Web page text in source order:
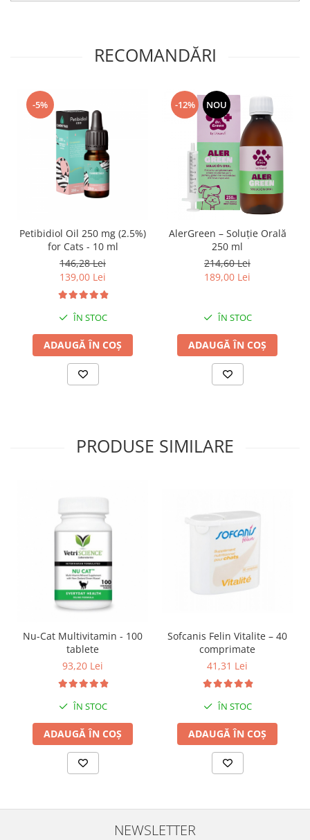
RECOMANDĂRI
-5%
Petibidiol Oil 250 mg (2.5%)
for Cats - 10 ml
146,28 Lei
139,00 Lei
ÎN STOC
ADAUGĂ ÎN COȘ
-12% NOU
AlerGreen – Soluție Orală
250 ml
214,60 Lei
189,00 Lei
ÎN STOC
ADAUGĂ ÎN COȘ
PRODUSE SIMILARE
Nu-Cat Multivitamin - 100
tablete
93,20 Lei
ÎN STOC
ADAUGĂ ÎN COȘ
Sofcanis Felin Vitalite – 40
comprimate
41,31 Lei
ÎN STOC
ADAUGĂ ÎN COȘ
NEWSLETTER